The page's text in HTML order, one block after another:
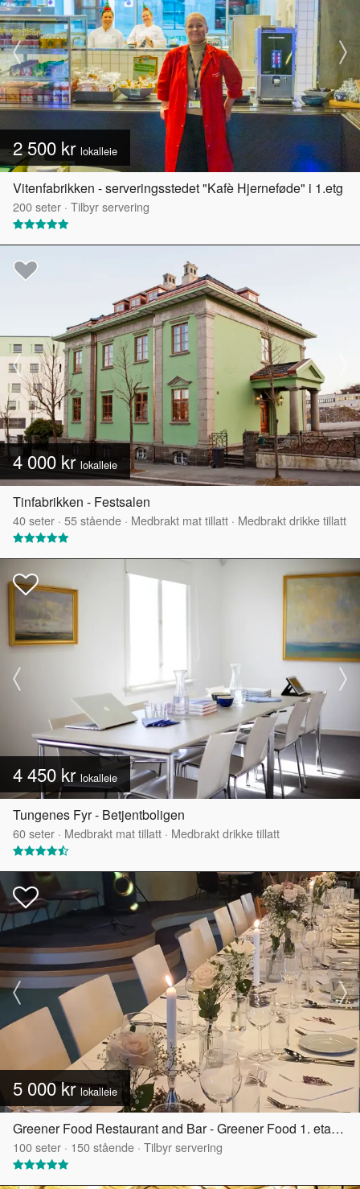
2 500 kr lokalleie
Vitenfabrikken - serveringsstedet "Kafè Hjerneføde" i 1.etg
200seter · Tilbyr servering
4 000 krlokalleie
Tinfabrikken - Festsalen
40seter · 55stående · Medbrakt mat tillatt · Medbrakt drikke tillatt
4 450 kr lokalleie
Tungenes Fyr - Betjentboligen
60seter · Medbrakt mat tillatt · Medbrakt drikke tillatt
5 000 krlokalleie
Greener Food Restaurant and Bar - Greener Food 1. etasje
100seter · 150stående · Tilbyr servering